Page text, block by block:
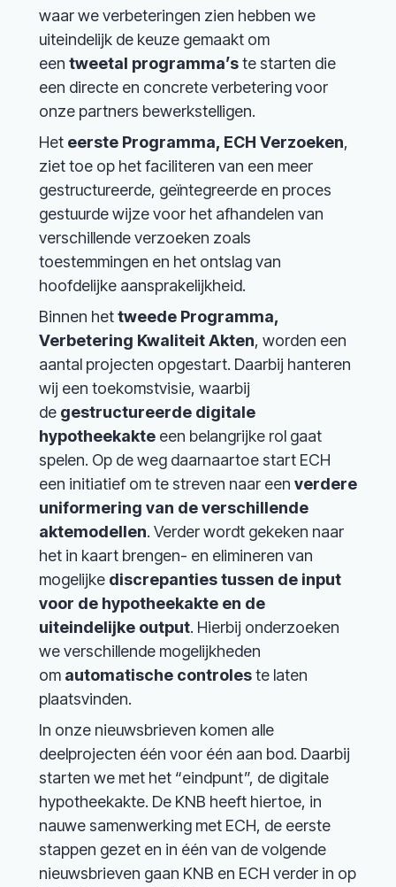
waar we verbeteringen zien hebben we
uiteindelijk de keuze gemaakt om
een tweetal programma’ste starten die
een directe en concrete verbetering voor
onze partners bewerkstelligen.
Het eerste Programma, ECH Verzoeken,
ziet toe op het faciliteren van een meer
gestructureerde, geïntegreerde en proces
gestuurde wijze voor het afhandelen van
verschillende verzoeken zoals
toestemmingen en het ontslag van
hoofdelijke aansprakelijkheid.
Binnen hettweede Programma,
Verbetering Kwaliteit Akten, worden een
aantal projecten opgestart. Daarbij hanteren
wij een toekomstvisie, waarbij
de gestructureerde digitale
hypotheekakte een belangrijke rol gaat
spelen. Op de weg daarnaartoe start ECH
een initiatief om te streven naar een verdere
uniformering van de verschillende
aktemodellen. Verder wordt gekeken naar
het in kaart brengen- en elimineren van
mogelijke discrepanties tussen de input
voor de hypotheekakte en de
uiteindelijke output. Hierbij onderzoeken
we verschillende mogelijkheden
om automatische controleste laten
plaatsvinden.
In onze nieuwsbrieven komen alle
deelprojecten één voor één aan bod. Daarbij
starten we met het “eindpunt”, de digitale
hypotheekakte. De KNB heeft hiertoe, in
nauwe samenwerking met ECH, de eerste
stappen gezet en in één van de volgende
nieuwsbrieven gaan KNB en ECH verder in op